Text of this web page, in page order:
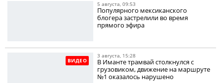
5 августа, 09:53
Популярного мексиканского
блогера застрелили во время
прямого эфира
ВИДЕО
3 августа, 15:28
В Иманте трамвай столкнулся с
грузовиком, движение на маршруте
№1 оказалось нарушено